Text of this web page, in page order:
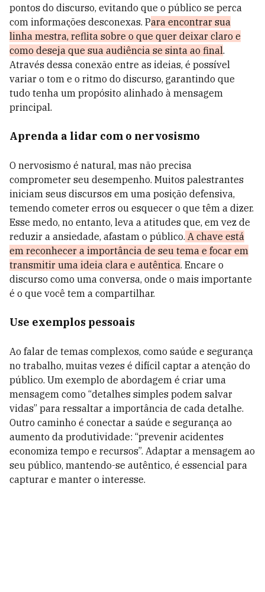
pontos do discurso, evitando que o público se perca
com informações desconexas. Para encontrar sua
linha mestra, reflita sobre o que quer deixar claro e
como deseja que sua audiência se sinta ao final.
Através dessa conexão entre as ideias, é possível
variar o tom e o ritmo do discurso, garantindo que
tudo tenha um propósito alinhado à mensagem
principal.
Aprenda a lidar com o nervosismo
O nervosismo é natural, mas não precisa
comprometer seu desempenho. Muitos palestrantes
iniciam seus discursos em uma posição defensiva,
temendo cometer erros ou esquecer o que têm a dizer.
Esse medo, no entanto, leva a atitudes que, em vez de
reduzir a ansiedade, afastam o público. A chave está
em reconhecer a importância de seu tema e focar em
transmitir uma ideia clara e autêntica. Encare o
discurso como uma conversa, onde o mais importante
é o que você tem a compartilhar.
Use exemplos pessoais
Ao falar de temas complexos, como saúde e segurança
no trabalho, muitas vezes é difícil captar a atenção do
público. Um exemplo de abordagem é criar uma
mensagem como “detalhes simples podem salvar
vidas” para ressaltar a importância de cada detalhe.
Outro caminho é conectar a saúde e segurança ao
aumento da produtividade: “prevenir acidentes
economiza tempo e recursos”. Adaptar a mensagem ao
seu público, mantendo-se autêntico, é essencial para
capturar e manter o interesse.